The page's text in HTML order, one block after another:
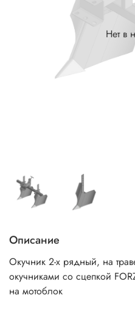
Нет в
Описание
Окучник 2-х рядный, на
окучниками со сцепкой
на мотоблок